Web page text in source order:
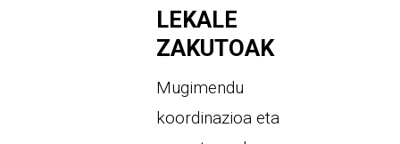
LEKALE
ZAKUTOAK
Mugimendu
koordinazioa eta